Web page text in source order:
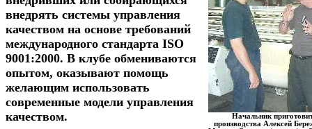
Начальник
производства Алексей
внедрять системы управления
качеством на основе требований
международного стандарта ISO
9001:2000. В клубе обмениваются
опытом, оказывают помощь
желающим использовать
современные модели управления
качеством.